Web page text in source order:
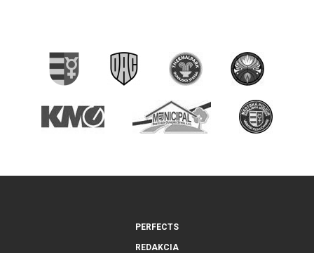
PERFECTS
REDAKCIA